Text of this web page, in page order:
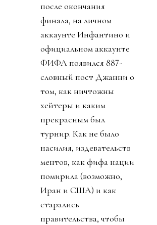
после окончания
финала, на личном
аккаунте Инфантино и
официальном аккаунте
ФИФА появился 887-
словный пост Джанни о
том, как ничтожны
хейтеры и каким
прекрасным был
турнир. Как не было
насилия, издевательств
ментов, как фифа нации
помирила (возможно,
Иран и США) и как
старались
правительства, чтобы